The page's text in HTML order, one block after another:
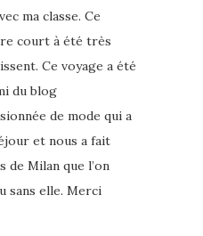
ma classe. Ce
court à été très
Ce voyage a été
du blog
de mode qui a
et nous a fait
Milan que l’on
sans elle. Merci